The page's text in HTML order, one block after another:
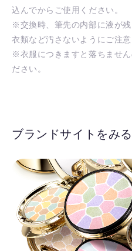
込んでからご使用ください。
※交換時、筆先の内部に液が残
衣類など汚さないようにご注意
※衣服につきますと落ちませ
ださい。
ブランドサイトをみる